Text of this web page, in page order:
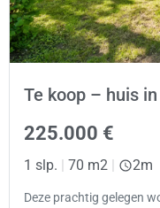
Te koop – huis
225.000 €
1 slp. | 70 m2 | 2m
Deze prachtig gelegen